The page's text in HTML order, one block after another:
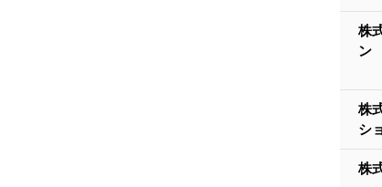
株
ン
株
シ
株